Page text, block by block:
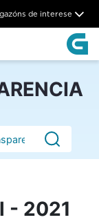
-
de interese
- 2021